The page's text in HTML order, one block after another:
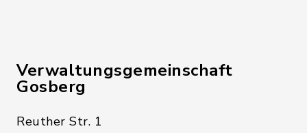
Verwaltungsgemeinschaft
Gosberg
Reuther Str. 1